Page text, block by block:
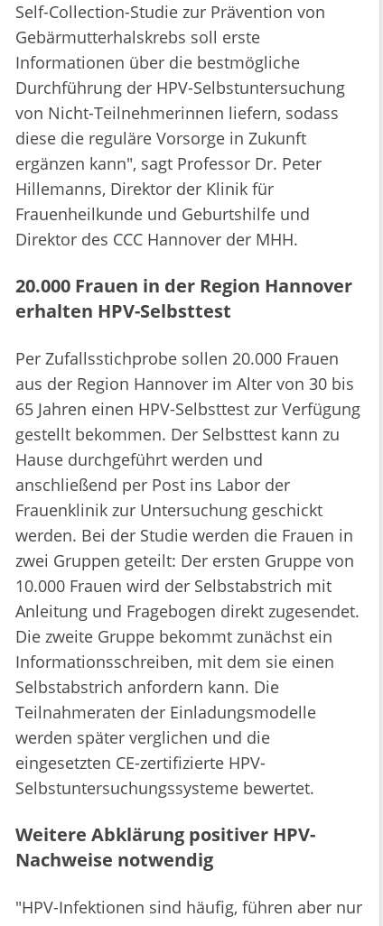
Self-Collection-Studie zur Prävention von
Gebärmutterhalskrebs soll erste
Informationen über die bestmögliche
Durchführung der HPV-Selbstuntersuchung
von Nicht-Teilnehmerinnen liefern, sodass
diese die reguläre Vorsorge in Zukunft
ergänzen kann", sagt Professor Dr. Peter
Hillemanns, Direktor der Klinik für
Frauenheilkunde und Geburtshilfe und
Direktor des CCC Hannover der MHH.
20.000 Frauen in der Region Hannover
erhalten HPV-Selbsttest
Per Zufallsstichprobe sollen 20.000 Frauen
aus der Region Hannover im Alter von 30 bis
65 Jahren einen HPV-Selbsttest zur Verfügung
gestellt bekommen. Der Selbsttest kann zu
Hause durchgeführt werden und
anschließend per Post ins Labor der
Frauenklinik zur Untersuchung geschickt
werden. Bei der Studie werden die Frauen in
zwei Gruppen geteilt: Der ersten Gruppe von
10.000 Frauen wird der Selbstabstrich mit
Anleitung und Fragebogen direkt zugesendet.
Die zweite Gruppe bekommt zunächst ein
Informationsschreiben, mit dem sie einen
Selbstabstrich anfordern kann. Die
Teilnahmeraten der Einladungsmodelle
werden später verglichen und die
eingesetzten CE-zertifizierte HPV-
Selbstuntersuchungssysteme bewertet.
Weitere Abklärung positiver HPV-
Nachweise notwendig
"HPV-Infektionen sind häufig, führen aber nur